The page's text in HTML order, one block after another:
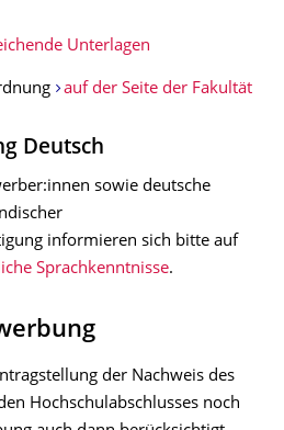
Unterlagen
auf der Seite der Fakultät
Deutsch
sowie deutsche
informieren sich bitte auf
Sprachkenntnisse.
der Nachweis des
Hochschulabschlusses noch